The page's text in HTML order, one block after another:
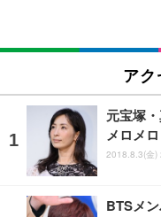
アク
元宝塚
メロメ
2018.8.3(金)
BTSメ